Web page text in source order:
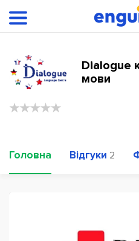
Dialogue
мови
Головна Відгуки 2